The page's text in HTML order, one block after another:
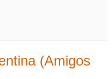
(Amigos